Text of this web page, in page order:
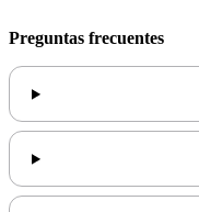
Preguntas frecuentes